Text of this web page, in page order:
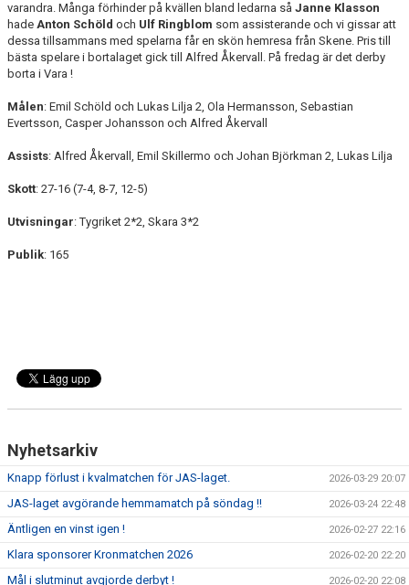
varandra. Många förhinder på kvällen bland ledarna så Janne Klasson
hade Anton Schöld och Ulf Ringblom som assisterande och vi gissar att
dessa tillsammans med spelarna får en skön hemresa från Skene. Pris till
bästa spelare i bortalaget gick till Alfred Åkervall. På fredag är det derby
borta i Vara !
Målen: Emil Schöld och Lukas Lilja 2, Ola Hermansson, Sebastian
Evertsson, Casper Johansson och Alfred Åkervall
Assists: Alfred Åkervall, Emil Skillermo och Johan Björkman 2, Lukas Lilja
Skott: 27-16 (7-4, 8-7, 12-5)
Utvisningar: Tygriket 2*2, Skara 3*2
Publik: 165
Nyhetsarkiv
Knapp förlust i kvalmatchen för JAS-laget. 2026-03-29 20:07
JAS-laget avgörande hemmamatch på söndag !! 2026-03-24 22:48
Äntligen en vinst igen ! 2026-02-27 22:16
Klara sponsorer Kronmatchen 2026 2026-02-20 22:20
Mål i slutminut avgjorde derbyt ! 2026-02-20 22:08